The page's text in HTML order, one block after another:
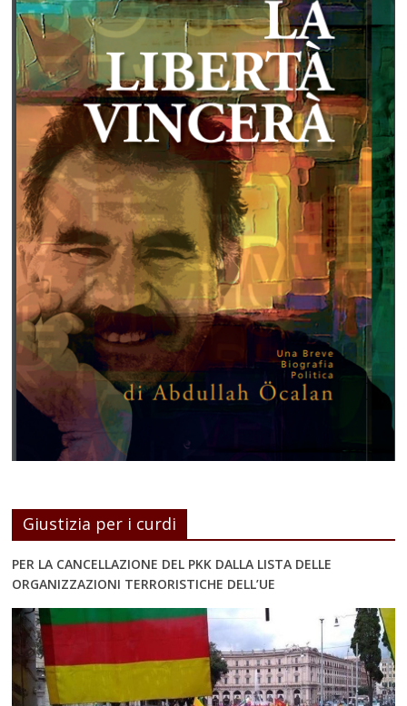
Giustizia per i curdi
PER LA CANCELLAZIONE DEL PKK DALLA LISTA DELLE
ORGANIZZAZIONI TERRORISTICHE DELL’UE